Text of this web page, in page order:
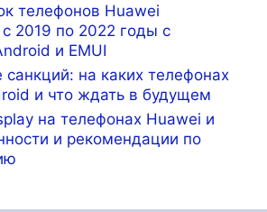
телефонов Huawei
2019 по 2022 годы с
и EMUI
санкций: на каких телефонах
и что ждать в будущем
на телефонах Huawei и
и рекомендации по